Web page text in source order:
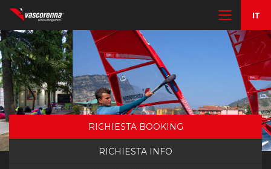
IL CENTRO
I CORSI
NOLEGGIO E RIMESSAGGIO
RICHIESTA BOOKING
RICHIESTA INFO